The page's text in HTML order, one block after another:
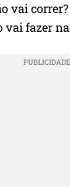
vai
vai fazer